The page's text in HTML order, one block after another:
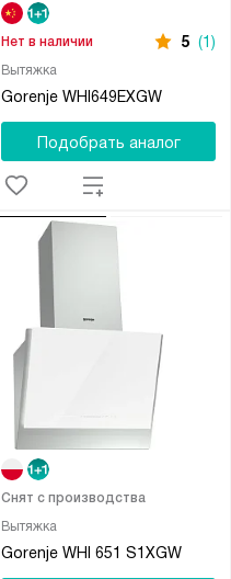
Вытяжка
Gorenje WHI649EXGW
Нет в наличии 5 (1)
Подобрать аналог
Вытяжка
Gorenje WHI 651 S1XGW
Снят с производства